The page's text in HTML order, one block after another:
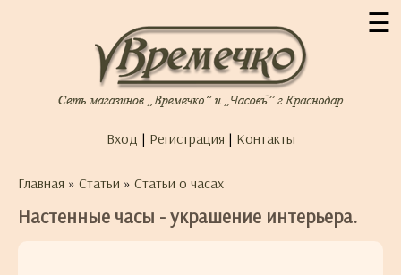
☰
Вход | Регистрация | Контакты
Главная » Статьи » Статьи о часах
Настенные часы - украшение интерьера.